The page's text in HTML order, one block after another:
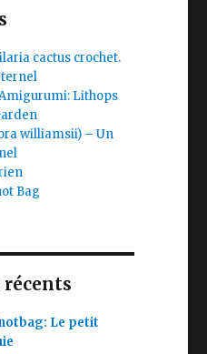
cactus crochet.
Lithops
williamsii) – Un
Bag
Le petit